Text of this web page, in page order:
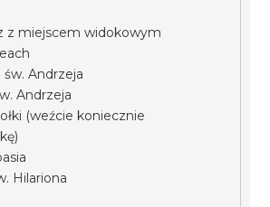
z miejscem widokowym
św. Andrzeja
Andrzeja
(weźcie koniecznie
Hilariona